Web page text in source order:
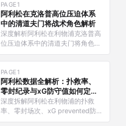
PAGE1
阿利松在克洛普高位压迫体系
中的清道夫门将战术角色解析
深度解析阿利松在利物浦克洛普高
位压迫体系中的清道夫门将角色，
涵盖传球精准度、出击清扫数据、
控球组织能力及斯洛特时代的角色
演变，全面剖析现代门将战术革
命。
PAGE1
阿利松数据全解析：扑救率、
零封纪录与xG防守值如何定义
世界级门将
深度拆解阿利松在利物浦的扑救
率、零封场次、xG prevented防
守值、点球扑救纪录及英超金手套